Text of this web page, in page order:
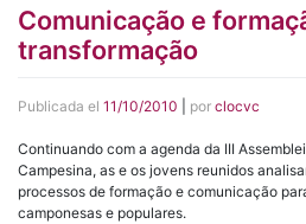
Comunicação e
transformação
Publicada el 11/10/2010 por clocvc
Continuando com a agenda da III
Campesina, as e os jovens reunidos
processos de formação e comunicação
camponesas e populares.